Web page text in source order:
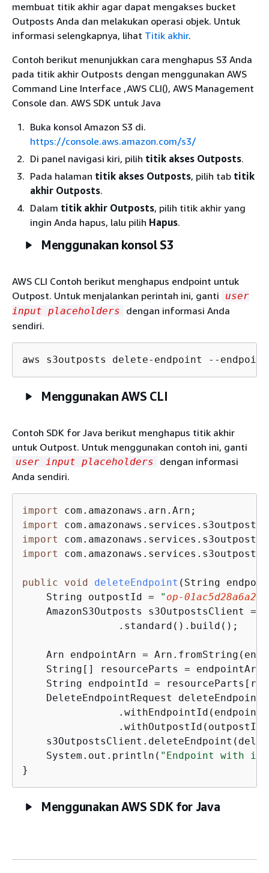
membuat titik akhir agar dapat mengakses bucket
Outposts Anda dan melakukan operasi objek. Untuk
informasi selengkapnya, lihat Titik akhir.
Contoh berikut menunjukkan cara menghapus S3 Anda
pada titik akhir Outposts dengan menggunakan AWS
Command Line Interface ,AWS CLI(), AWS Management
Console dan. AWS SDK untuk Java
Buka konsol Amazon S3 di.
https://console.aws.amazon.com/s3/
Di panel navigasi kiri, pilih titik akses Outposts.
Pada halaman titik akses Outposts, pilih tab titik
akhir Outposts.
Dalam titik akhir Outposts, pilih titik akhir yang
ingin Anda hapus, lalu pilih Hapus.
Menggunakan konsol S3
AWS CLI Contoh berikut menghapus endpoint untuk
Outpost. Untuk menjalankan perintah ini, ganti
user
input placeholders
dengan informasi Anda
sendiri.
aws s3outposts delete-endpoint --
Menggunakan AWS CLI
Contoh SDK for Java berikut menghapus titik akhir
untuk Outpost. Untuk menggunakan contoh ini, ganti
user input placeholders
dengan informasi
Anda sendiri.
import
import
import
import
public void deleteEndpoint (String
    String outpostId =
" op-
AmazonS3Outposts s3OutpostsClient =
                .standard().build();
Arn endpointArn =
String[] resourceParts =
String endpointId =
DeleteEndpointRequest
    System.out.println(
"Endpoint with id
}
Menggunakan AWS SDK for Java